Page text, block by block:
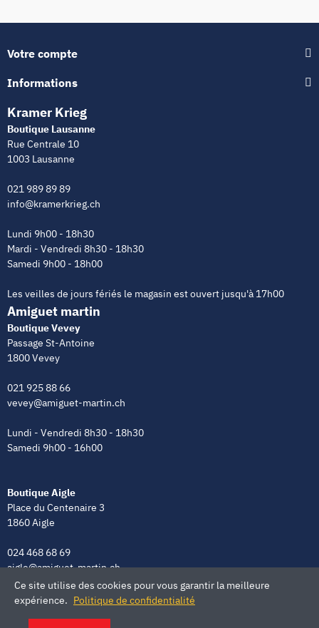
Votre compte
Informations
Kramer Krieg
Boutique Lausanne
Rue Centrale 10
1003 Lausanne
021 989 89 89
info@kramerkrieg.ch
Lundi 9h00 - 18h30
Mardi - Vendredi 8h30 - 18h30
Samedi 9h00 - 18h00
Les veilles de jours fériés le magasin est ouvert jusqu'à 17h00
Amiguet martin
Boutique Vevey
Passage St-Antoine
1800 Vevey
021 925 88 66
vevey@amiguet-martin.ch
Lundi - Vendredi 8h30 - 18h30
Samedi 9h00 - 16h00
Boutique Aigle
Place du Centenaire 3
1860 Aigle
024 468 68 69
aigle@amiguet-martin.ch
Lundi - Vendredi 8h00 - 12h00 | 13h30 - 18h30
Ce site utilise des cookies pour vous garantir la meilleure
expérience. Politique de confidentialité